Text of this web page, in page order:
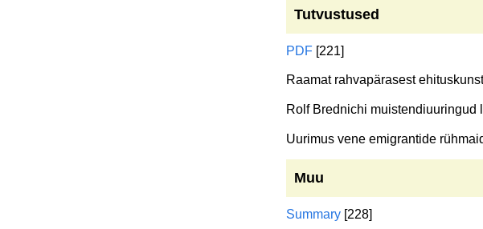
Tutvustused
PDF [221]
Raamat rahvapärasest
Rolf Brednichi muistendiuuringud
Uurimus vene emigrantide
Muu
Summary [228]